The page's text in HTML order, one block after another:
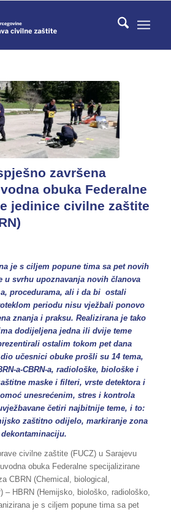
završena
obuka Federalne
jedinice civilne zaštite
je s ciljem popune tima sa pet novih
u svrhu upoznavanja novih članova
procedurama, ali i da bi ostali
periodu nisu vježbali ponovo
znanja i praksu. Realizirana je tako
dodijeljena jedna ili dvije teme
ostalim tokom pet dana
učesnici obuke prošli su 14 tema,
a-CBRN-a, radiološke, biološke i
maske i filteri, vrste detektora i
unesrećenim, stres i kontrola
četiri najbitnije teme, i to:
zaštitno odijelo, markiranje zona
civilne zaštite (FUCZ) u Sarajevu
obuka Federalne specijalizirane
CBRN (Chemical, biological,
– HBRN (Hemijsko, biološko, radiološko,
je s ciljem popune tima sa pet